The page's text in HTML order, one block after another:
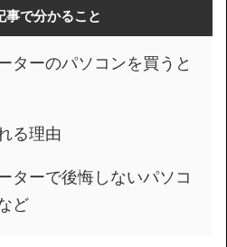
事で分かること
ターのパソコンを買うと
る理由
ターで後悔しないパソコ
ど